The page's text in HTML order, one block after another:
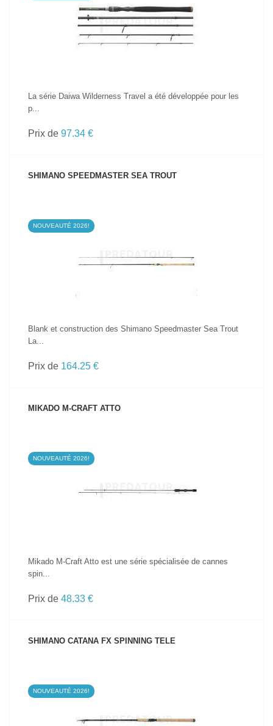
VOIR LE PRODUIT
La série Daiwa Wilderness Travel a été développée pour les
p...
Prix de 97.34 €
SHIMANO SPEEDMASTER SEA TROUT
NOUVEAUTÉ 2026!
Blank et construction des Shimano Speedmaster Sea Trout
La...
Prix de 164.25 €
MIKADO M-CRAFT ATTO
NOUVEAUTÉ 2026!
Mikado M-Craft Atto est une série spécialisée de cannes
spin...
Prix de 48.33 €
SHIMANO CATANA FX SPINNING TELE
NOUVEAUTÉ 2026!